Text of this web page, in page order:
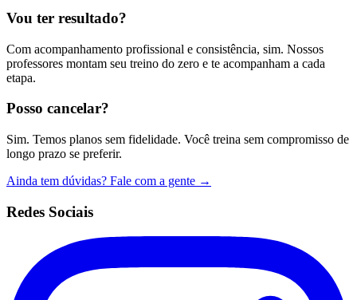
Vou ter resultado?
Com acompanhamento profissional e consistência, sim. Nossos
professores montam seu treino do zero e te acompanham a cada
etapa.
Posso cancelar?
Sim. Temos planos sem fidelidade. Você treina sem compromisso de
longo prazo se preferir.
Ainda tem dúvidas? Fale com a gente →
Redes Sociais